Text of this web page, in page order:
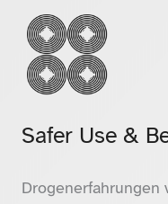
Safer Use &
Drogenerfahrungen